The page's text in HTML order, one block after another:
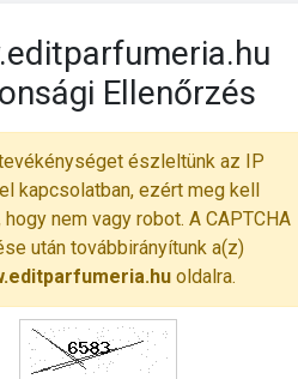
Ellenőrzés
észleltünk az IP
kapcsolatban, ezért meg kell
nem vagy robot. A CAPTCHA
után továbbirányítunk a(z)
oldalra.